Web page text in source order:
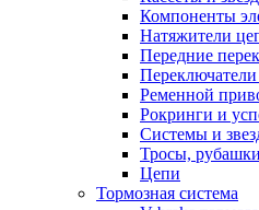
Компоненты
Натяжители
Передние
Переключатели
Ременной
Рокринги и
Системы и
Тросы,
Цепи
Тормозная система